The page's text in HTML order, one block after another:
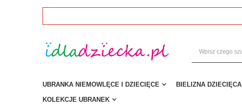
UBRANKA NIEMOWLĘCE I DZIECIĘCE BIELIZNA DZIECIĘCA
KOLEKCJE UBRANEK